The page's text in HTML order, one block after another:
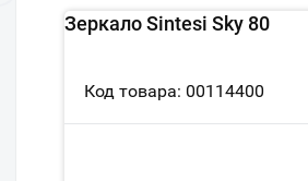
Зеркало Sintesi Sky 80
Код товара: 00114400